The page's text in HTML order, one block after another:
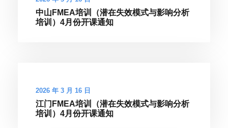
中山FMEA培训（潜在失效模式与影响分析
培训）4月份开课通知
2026 年 3 月 16 日
江门FMEA培训（潜在失效模式与影响分析
培训）4月份开课通知